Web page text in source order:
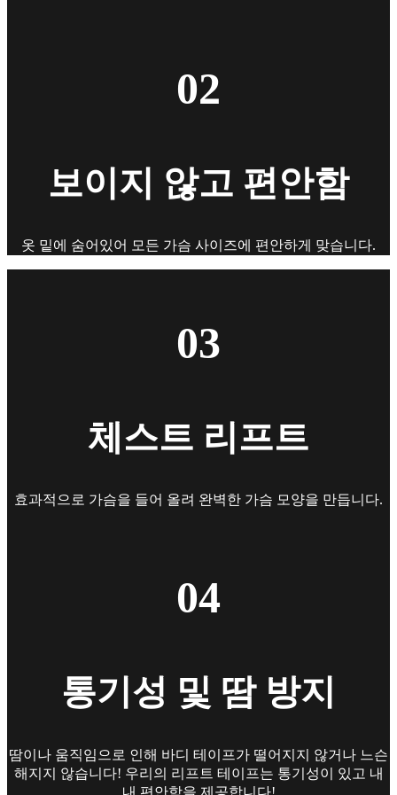
02
보이지 않고 편안함
옷 밑에 숨어있어 모든 가슴 사이즈에 편안하게 맞습니다.
03
체스트 리프트
효과적으로 가슴을 들어 올려 완벽한 가슴 모양을 만듭니다.
04
통기성 및 땀 방지
땀이나 움직임으로 인해 바디 테이프가 떨어지지 않거나 느슨
해지지 않습니다! 우리의 리프트 테이프는 통기성이 있고 내
내 편안함을 제공합니다!